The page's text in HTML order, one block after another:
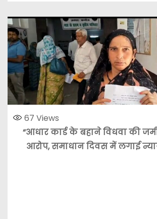
67 Views
“आधार कार्ड के बहाने विधवा की
आरोप, समाधान दिवस में लगाई